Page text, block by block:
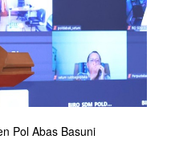
Pol Abas Basuni